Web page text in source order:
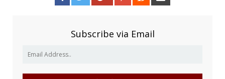
Subscribe via Email